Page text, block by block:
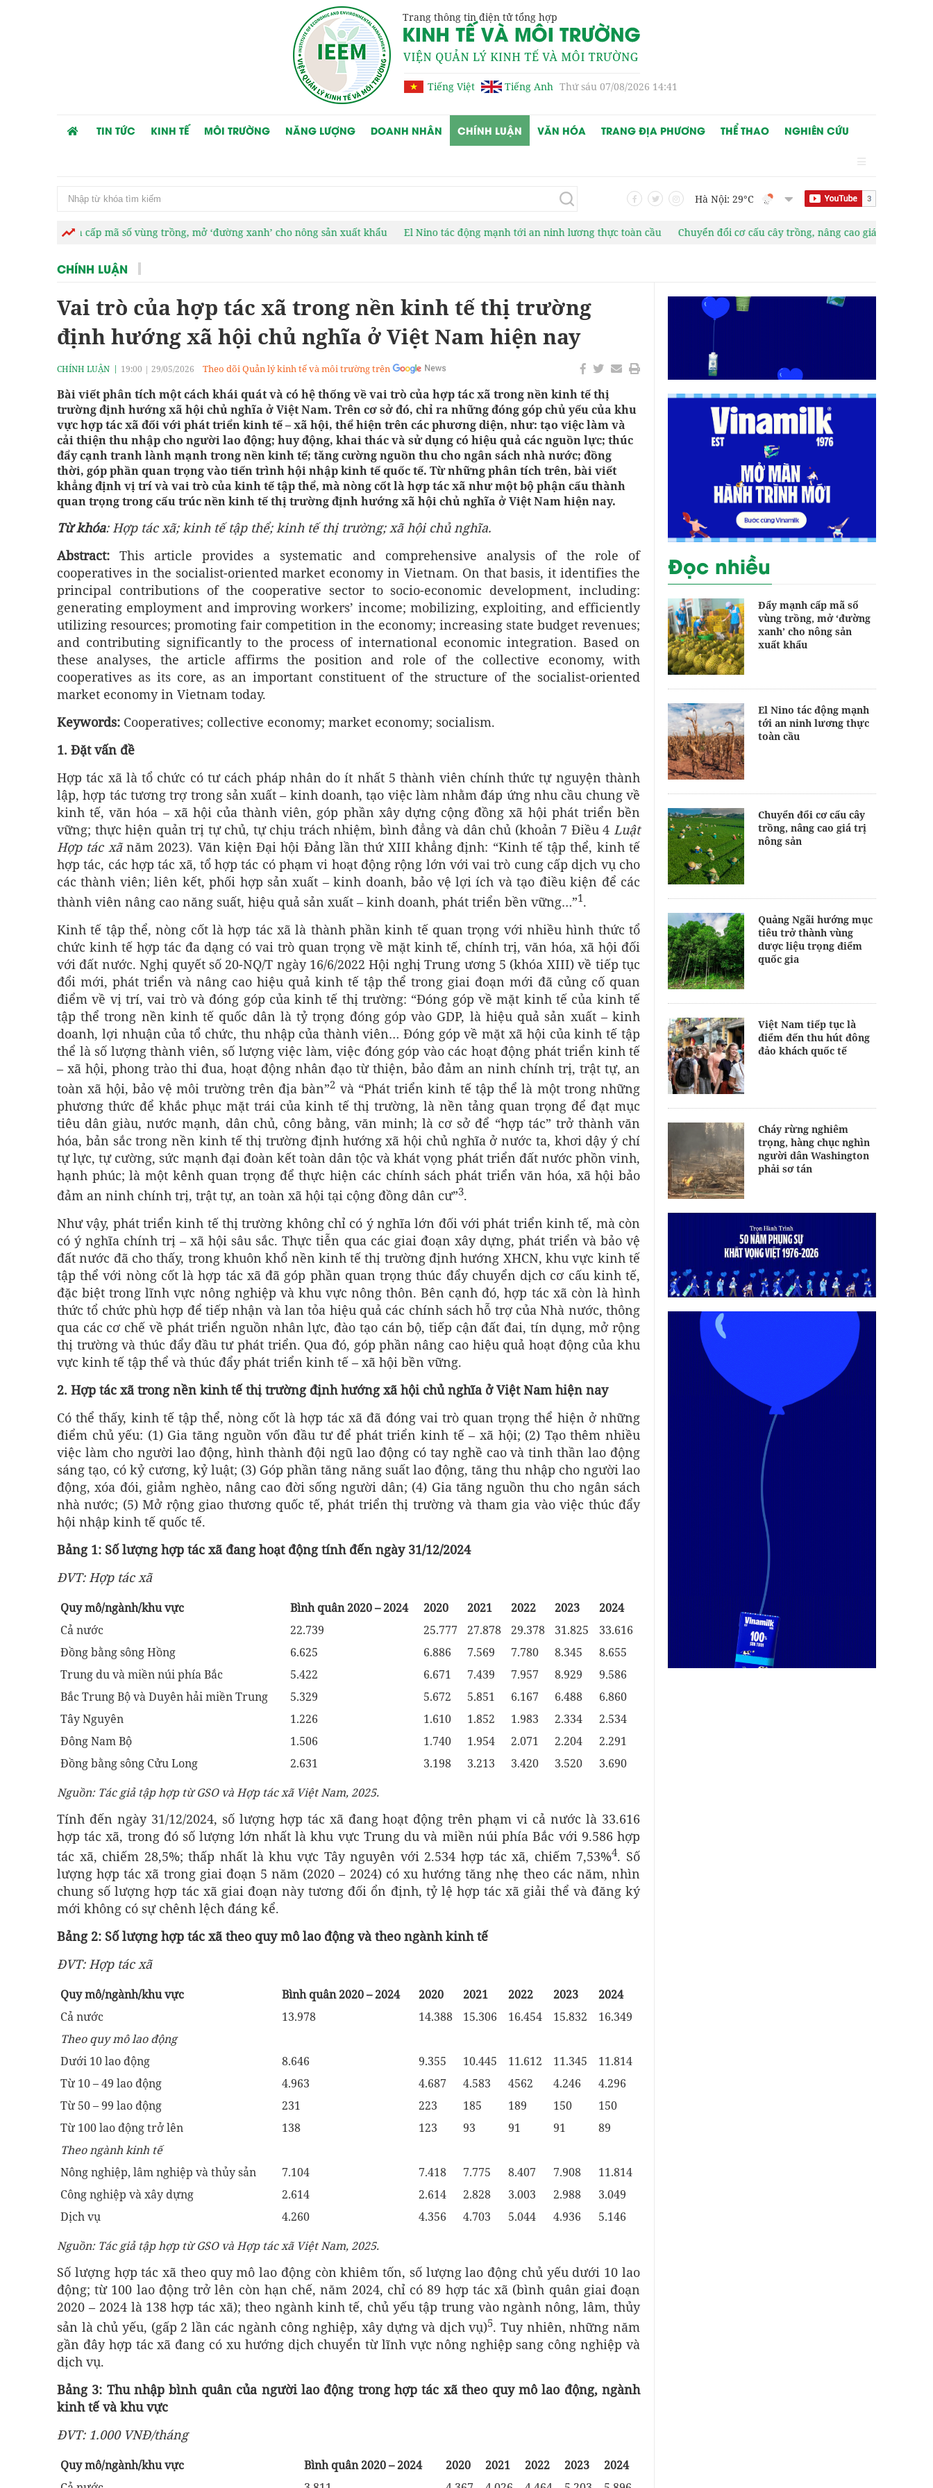
Trang thông tin điện tử tổng hợp
Tiếng Việt Tiếng Anh Thứ sáu 07/08/2026 14:41
TIN TỨC KINH TẾ MÔI TRƯỜNG NĂNG LƯỢNG DOANH NHÂN CHÍNH LUẬN VĂN HÓA TRANG ĐỊA PHƯƠNG THỂ THAO NGHIÊN CỨU
Hà Nội: 29°C
cấp mã số vùng trồng, mở ‘đường xanh’ cho nông sản xuất khẩu El Nino tác động mạnh tới an ninh lương thực toàn cầu Chuyển đổi cơ cấu cây trồng, nâng cao giá trị nông sản
CHÍNH LUẬN
Vai trò của hợp tác xã trong nền kinh tế thị trường
định hướng xã hội chủ nghĩa ở Việt Nam hiện nay
CHÍNH LUẬN 19:00 | 29/05/2026 Theo dõi Quản lý kinh tế và môi trường trên
Bài viết phân tích một cách khái quát và có hệ thống về vai trò của hợp tác xã trong nền kinh tế thị
trường định hướng xã hội chủ nghĩa ở Việt Nam. Trên cơ sở đó, chỉ ra những đóng góp chủ yếu của khu
vực hợp tác xã đối với phát triển kinh tế – xã hội, thể hiện trên các phương diện, như: tạo việc làm và
cải thiện thu nhập cho người lao động; huy động, khai thác và sử dụng có hiệu quả các nguồn lực; thúc
đẩy cạnh tranh lành mạnh trong nền kinh tế; tăng cường nguồn thu cho ngân sách nhà nước; đồng
thời, góp phần quan trọng vào tiến trình hội nhập kinh tế quốc tế. Từ những phân tích trên, bài viết
khẳng định vị trí và vai trò của kinh tế tập thể, mà nòng cốt là hợp tác xã như một bộ phận cấu thành
quan trọng trong cấu trúc nền kinh tế thị trường định hướng xã hội chủ nghĩa ở Việt Nam hiện nay.
Từ khóa: Hợp tác xã; kinh tế tập thể; kinh tế thị trường; xã hội chủ nghĩa.
Abstract:This article provides a systematic and comprehensive analysis of the role of
cooperatives in the socialist-oriented market economy in Vietnam. On that basis, it identifies the
principal contributions of the cooperative sector to socio-economic development, including:
generating employment and improving workers’ income; mobilizing, exploiting, and efficiently
utilizing resources; promoting fair competition in the economy; increasing state budget revenues;
and contributing significantly to the process of international economic integration. Based on
these analyses, the article affirms the position and role of the collective economy, with
cooperatives as its core, as an important constituent of the structure of the socialist-oriented
market economy in Vietnam today.
Keywords: Cooperatives; collective economy; market economy; socialism.
1. Đặt vấn đề
Hợp tác xã là tổ chức có tư cách pháp nhân do ít nhất 5 thành viên chính thức tự nguyện thành
lập, hợp tác tương trợ trong sản xuất – kinh doanh, tạo việc làm nhằm đáp ứng nhu cầu chung về
kinh tế, văn hóa – xã hội của thành viên, góp phần xây dựng cộng đồng xã hội phát triển bền
vững; thực hiện quản trị tự chủ, tự chịu trách nhiệm, bình đẳng và dân chủ (khoản 7 Điều 4 Luật
Hợp tác xãnăm 2023). Văn kiện Đại hội Đảng lần thứ XIII khẳng định: “Kinh tế tập thể, kinh tế
hợp tác, các hợp tác xã, tổ hợp tác có phạm vi hoạt động rộng lớn với vai trò cung cấp dịch vụ cho
các thành viên; liên kết, phối hợp sản xuất – kinh doanh, bảo vệ lợi ích và tạo điều kiện để các
thành viên nâng cao năng suất, hiệu quả sản xuất – kinh doanh, phát triển bền vững…”1.
Kinh tế tập thể, nòng cốt là hợp tác xã là thành phần kinh tế quan trọng với nhiều hình thức tổ
chức kinh tế hợp tác đa dạng có vai trò quan trọng về mặt kinh tế, chính trị, văn hóa, xã hội đối
với đất nước. Nghị quyết số 20-NQ/T ngày 16/6/2022 Hội nghị Trung ương 5 (khóa XIII) về tiếp tục
đổi mới, phát triển và nâng cao hiệu quả kinh tế tập thể trong giai đoạn mới đã củng cố quan
điểm về vị trí, vai trò và đóng góp của kinh tế thị trường: “Đóng góp về mặt kinh tế của kinh tế
tập thể trong nền kinh tế quốc dân là tỷ trọng đóng góp vào GDP, là hiệu quả sản xuất – kinh
doanh, lợi nhuận của tổ chức, thu nhập của thành viên… Đóng góp về mặt xã hội của kinh tế tập
thể là số lượng thành viên, số lượng việc làm, việc đóng góp vào các hoạt động phát triển kinh tế
– xã hội, phong trào thi đua, hoạt động nhân đạo từ thiện, bảo đảm an ninh chính trị, trật tự, an
toàn xã hội, bảo vệ môi trường trên địa bàn”2 và “Phát triển kinh tế tập thể là một trong những
phương thức để khắc phục mặt trái của kinh tế thị trường, là nền tảng quan trọng để đạt mục
tiêu dân giàu, nước mạnh, dân chủ, công bằng, văn minh; là cơ sở để “hợp tác” trở thành văn
hóa, bản sắc trong nền kinh tế thị trường định hướng xã hội chủ nghĩa ở nước ta, khơi dậy ý chí
tự lực, tự cường, sức mạnh đại đoàn kết toàn dân tộc và khát vọng phát triển đất nước phồn vinh,
hạnh phúc; là một kênh quan trọng để thực hiện các chính sách phát triển văn hóa, xã hội bảo
đảm an ninh chính trị, trật tự, an toàn xã hội tại cộng đồng dân cư”3.
Như vậy, phát triển kinh tế thị trường không chỉ có ý nghĩa lớn đối với phát triển kinh tế, mà còn
có ý nghĩa chính trị – xã hội sâu sắc. Thực tiễn qua các giai đoạn xây dựng, phát triển và bảo vệ
đất nước đã cho thấy, trong khuôn khổ nền kinh tế thị trường định hướng XHCN, khu vực kinh tế
tập thể với nòng cốt là hợp tác xã đã góp phần quan trọng thúc đẩy chuyển dịch cơ cấu kinh tế,
đặc biệt trong lĩnh vực nông nghiệp và khu vực nông thôn. Bên cạnh đó, hợp tác xã còn là hình
thức tổ chức phù hợp để tiếp nhận và lan tỏa hiệu quả các chính sách hỗ trợ của Nhà nước, thông
qua các cơ chế về phát triển nguồn nhân lực, đào tạo cán bộ, tiếp cận đất đai, tín dụng, mở rộng
thị trường và thúc đẩy đầu tư phát triển. Qua đó, góp phần nâng cao hiệu quả hoạt động của khu
vực kinh tế tập thể và thúc đẩy phát triển kinh tế – xã hội bền vững.
2. Hợp tác xã trong nền kinh tế thị trường định hướng xã hội chủ nghĩa ở Việt Nam hiện nay
Có thể thấy, kinh tế tập thể, nòng cốt là hợp tác xã đã đóng vai trò quan trọng thể hiện ở những
điểm chủ yếu: (1) Gia tăng nguồn vốn đầu tư để phát triển kinh tế – xã hội; (2) Tạo thêm nhiều
việc làm cho người lao động, hình thành đội ngũ lao động có tay nghề cao và tinh thần lao động
sáng tạo, có kỷ cương, kỷ luật; (3) Góp phần tăng năng suất lao động, tăng thu nhập cho người lao
động, xóa đói, giảm nghèo, nâng cao đời sống người dân; (4) Gia tăng nguồn thu cho ngân sách
nhà nước; (5) Mở rộng giao thương quốc tế, phát triển thị trường và tham gia vào việc thúc đẩy
hội nhập kinh tế quốc tế.
Bảng 1: Số lượng hợp tác xã đang hoạt động tính đến ngày 31/12/2024
ĐVT: Hợp tác xã
Quy mô/ngành/khu vực Bình quân 2020 – 2024 2020 2021 2022 2023
2024
Cả nước
22.739 25.777 27.878 29.378 31.825
33.616
Đồng bằng sông Hồng
6.625 6.886 7.569 7.780 8.345
8.655
Trung du và miền núi phía Bắc
5.422 6.671 7.439 7.957 8.929
9.586
Bắc Trung Bộ và Duyên hải miền Trung
5.329 5.672 5.851 6.167 6.488
6.860
Tây Nguyên
1.226 1.610 1.852 1.983 2.334
2.534
Đông Nam Bộ
1.506 1.740 1.954 2.071 2.204
2.291
Đồng bằng sông Cửu Long
2.631 3.198 3.213 3.420 3.520
3.690
Nguồn: Tác giả tập hợp từ GSO và Hợp tác xã Việt Nam, 2025.
Tính đến ngày 31/12/2024, số lượng hợp tác xã đang hoạt động trên phạm vi cả nước là 33.616
hợp tác xã, trong đó số lượng lớn nhất là khu vực Trung du và miền núi phía Bắc với 9.586 hợp
tác xã, chiếm 28,5%; thấp nhất là khu vực Tây nguyên với 2.534 hợp tác xã, chiếm 7,53%4. Số
lượng hợp tác xã trong giai đoạn 5 năm (2020 – 2024) có xu hướng tăng nhẹ theo các năm, nhìn
chung số lượng hợp tác xã giai đoạn này tương đối ổn định, tỷ lệ hợp tác xã giải thể và đăng ký
mới không có sự chênh lệch đáng kể.
Bảng 2: Số lượng hợp tác xã theo quy mô lao động và theo ngành kinh tế
ĐVT: Hợp tác xã
Quy mô/ngành/khu vực Bình quân 2020 – 2024 2020 2021 2022 2023
2024
Cả nước
13.978 14.388 15.306 16.454 15.832
16.349
Theo quy mô lao động
Dưới 10 lao động
8.646 9.355 10.445 11.612 11.345
11.814
Từ 10 – 49 lao động
4.963 4.687 4.583 4562 4.246
4.296
Từ 50 – 99 lao động
231 223 185 189 150
150
Từ 100 lao động trở lên
138 123 93 91 91
89
Theo ngành kinh tế
Nông nghiệp, lâm nghiệp và thủy sản
7.104 7.418 7.775 8.407 7.908
11.814
Công nghiệp và xây dựng
2.614 2.614 2.828 3.003 2.988
3.049
Dịch vụ
4.260 4.356 4.703 5.044 4.936
5.146
Nguồn: Tác giả tập hợp từ GSO và Hợp tác xã Việt Nam, 2025.
Số lượng hợp tác xã theo quy mô lao động còn khiêm tốn, số lượng lao động chủ yếu dưới 10 lao
động; từ 100 lao động trở lên còn hạn chế, năm 2024, chỉ có 89 hợp tác xã (bình quân giai đoạn
2020 – 2024 là 138 hợp tác xã); theo ngành kinh tế, chủ yếu tập trung vào ngành nông, lâm, thủy
sản là chủ yếu, (gấp 2 lần các ngành công nghiệp, xây dựng và dịch vụ)5. Tuy nhiên, những năm
gần đây hợp tác xã đang có xu hướng dịch chuyển từ lĩnh vực nông nghiệp sang công nghiệp và
dịch vụ.
Bảng 3: Thu nhập bình quân của người lao động trong hợp tác xã theo quy mô lao động, ngành
kinh tế và khu vực
ĐVT: 1.000 VNĐ/tháng
Quy mô/ngành/khu vực Bình quân 2020 – 2024 2020 2021 2022 2023
2024
Đọc nhiều
Đẩy mạnh cấp mã số
vùng trồng, mở ‘đường
xanh’ cho nông sản
xuất khẩu
El Nino tác động mạnh
tới an ninh lương thực
toàn cầu
Chuyển đổi cơ cấu cây
trồng, nâng cao giá trị
nông sản
Quảng Ngãi hướng mục
tiêu trở thành vùng
dược liệu trọng điểm
quốc gia
Việt Nam tiếp tục là
điểm đến thu hút đông
đảo khách quốc tế
Cháy rừng nghiêm
trọng, hàng chục nghìn
người dân Washington
phải sơ tán